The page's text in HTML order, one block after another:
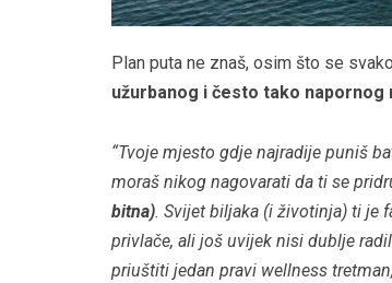
Plan puta ne znaš, osim što se
užurbanog i često tako napornog
“Tvoje mjesto gdje najradije puniš
moraš nikog nagovarati da ti se
bitna). Svijet biljaka (i životinja) ti je
privlače, ali još uvijek nisi dublje
priuštiti jedan pravi wellness